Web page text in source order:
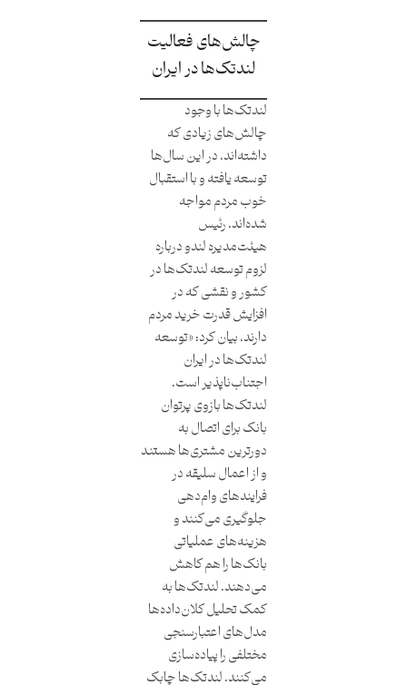
چالش‌های فعالیت
لندتک‌ها در ایران
لندتک‌ها با وجود
چالش‌های زیادی که
داشته‌‌‌اند، در این سال‌ها
توسعه یافته‌ و با استقبال
خوب مردم مواجه
شده‌اند. رئیس
هیئت‌مدیره لندو درباره
لزوم توسعه لندتک‌ها در
کشور و نقشی که در
افزایش قدرت خرید مردم
دارند، بیان کرد: «توسعه
لندتک‌ها در ایران
اجتناب‌ناپذیر است.
لندتک‌ها بازوی پرتوان
بانک برای اتصال به
دورترین مشتری‌ها هستند
و از اعمال سلیقه در
فرایندهای وام‌دهی
جلوگیری می‌کنند و
هزینه‌های عملیاتی
بانک‌ها را هم کاهش
می‌دهند. لندتک‌ها به
کمک تحلیل کلان‌داده‌ها
مدل‌های اعتبارسنجی
مختلفی را پیاده‌سازی
می‌کنند. لندتک‌ها چابک